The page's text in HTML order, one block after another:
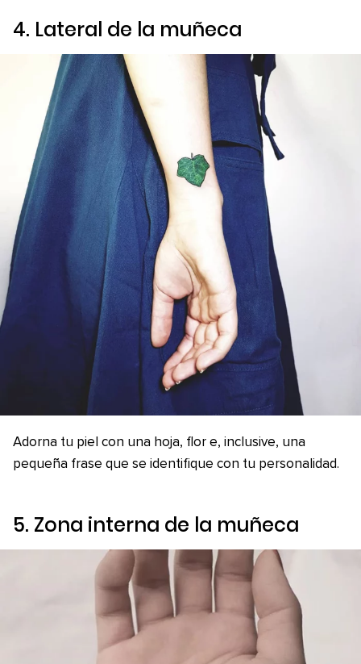
4. Lateral de la muñeca
Adorna tu piel con una hoja, flor e, inclusive, una
pequeña frase que se identifique con tu personalidad.
5. Zona interna de la muñeca